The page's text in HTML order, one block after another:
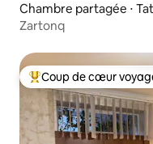
Chambre partagée ⋅
Zartonq
Coups de cœur
Coup de cœur